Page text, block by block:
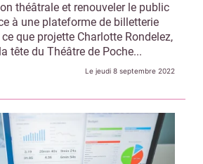
théâtrale et renouveler le public
à une plateforme de billetterie
ce que projette Charlotte Rondelez,
tête du Théâtre de Poche...
Le jeudi 8 septembre 2022